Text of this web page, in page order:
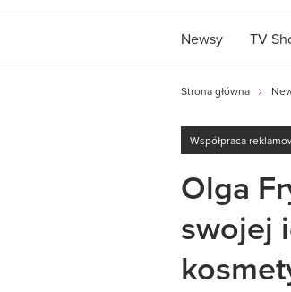
Newsy TV
Strona główna
Współpraca
Olga
swojej